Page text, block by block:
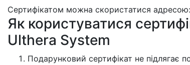
Сертифікатом можна скористатися
Як користуватися
Ulthera System
Подарунковий сертифікат не підлягає